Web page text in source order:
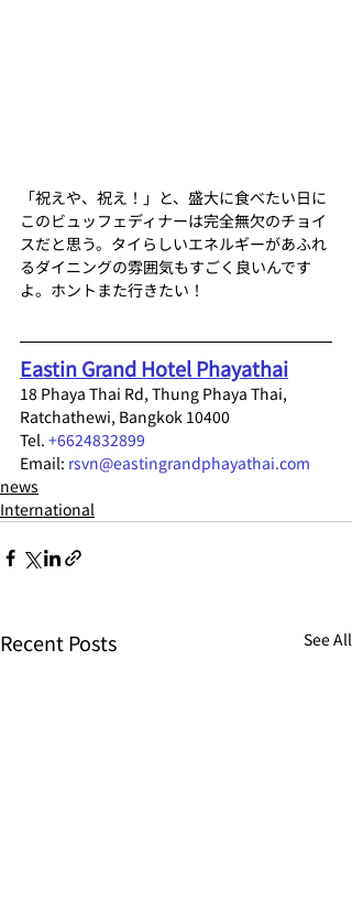
「祝えや、祝え！」と、盛大に食べたい日に
このビュッフェディナーは完全無欠のチョイ
スだと思う。タイらしいエネルギーがあふれ
るダイニングの雰囲気もすごく良いんです
よ。ホントまた行きたい！
Eastin Grand Hotel Phayathai
18 Phaya Thai Rd, Thung Phaya Thai,
Ratchathewi, Bangkok 10400
Tel. +6624832899
Email: rsvn@eastingrandphayathai.com
news
International
Recent Posts See All